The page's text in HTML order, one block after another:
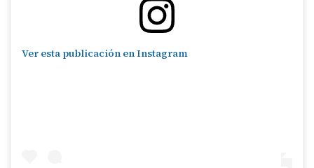
Ver esta publicación en Instagram